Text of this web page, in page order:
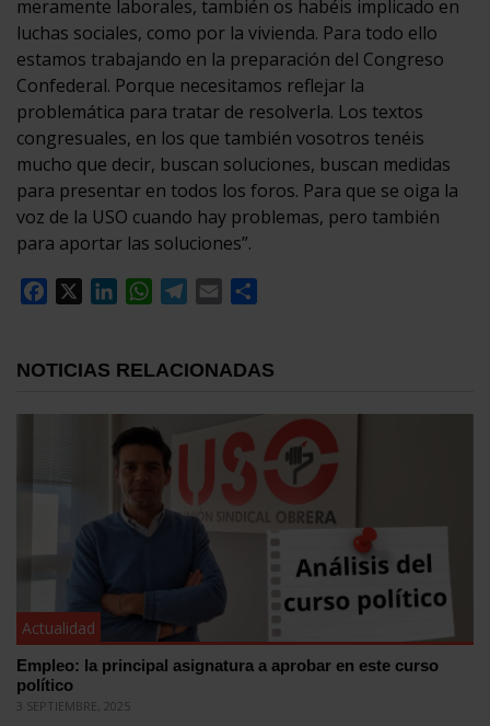
meramente laborales, también os habéis implicado en
luchas sociales, como por la vivienda. Para todo ello
estamos trabajando en la preparación del Congreso
Confederal. Porque necesitamos reflejar la
problemática para tratar de resolverla. Los textos
congresuales, en los que también vosotros tenéis
mucho que decir, buscan soluciones, buscan medidas
para presentar en todos los foros. Para que se oiga la
voz de la USO cuando hay problemas, pero también
para aportar las soluciones”.
Facebook
LinkedInWhatsApp
Telegram
Email
NOTICIAS RELACIONADAS
Actualidad
Empleo: la principal asignatura a aprobar en este curso
político
3 SEPTIEMBRE, 2025